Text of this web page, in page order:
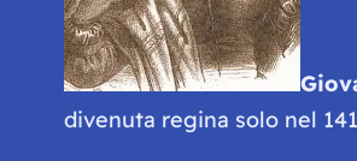
divenuta regina solo nel